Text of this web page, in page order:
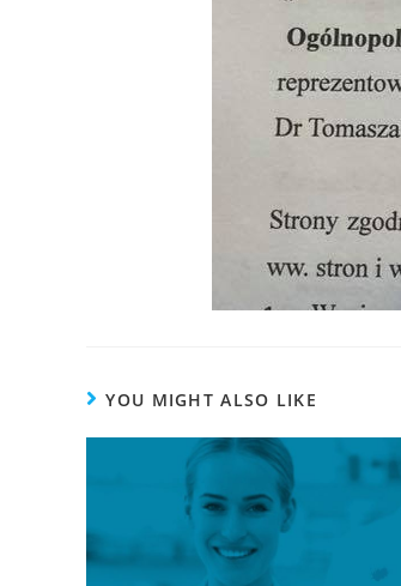
YOU MIGHT ALSO LIKE